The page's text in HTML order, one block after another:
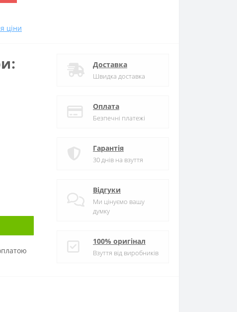
ціни
Доставка
Швидка доставка
Оплата
Безпечні платежі
Гарантія
30 днів на взуття
Відгуки
Ми цінуємо вашу
думку
100% оригінал
Взуття від виробників